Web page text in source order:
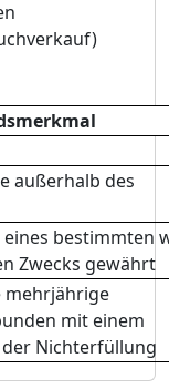
außerhalb des
bestimmten
Zwecks gewährt
mehrjährige
mit einem
Nichterfüllung